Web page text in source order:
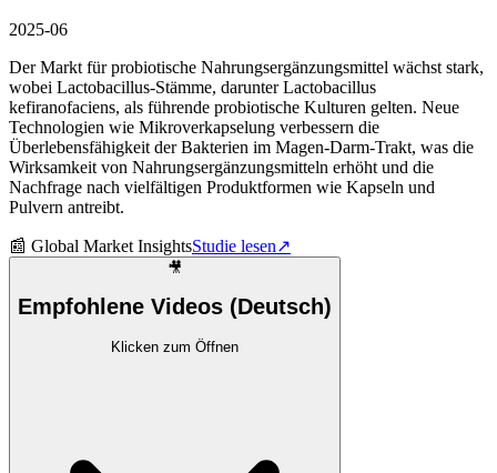
2025-06
Der Markt für probiotische Nahrungsergänzungsmittel wächst stark,
wobei Lactobacillus-Stämme, darunter Lactobacillus
kefiranofaciens, als führende probiotische Kulturen gelten. Neue
Technologien wie Mikroverkapselung verbessern die
Überlebensfähigkeit der Bakterien im Magen-Darm-Trakt, was die
Wirksamkeit von Nahrungsergänzungsmitteln erhöht und die
Nachfrage nach vielfältigen Produktformen wie Kapseln und
Pulvern antreibt.
📰 Global Market InsightsStudie lesen↗
🎥
Empfohlene Videos (Deutsch)
Klicken zum Öffnen